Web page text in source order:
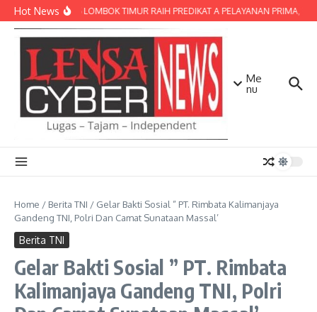
Lewati ke konten
Hot NewsPOLRES LOMBOK TIMUR RAIH PREDIKAT A PELAYANAN PRIMA,
Me
nu
Home / Berita TNI / Gelar Bakti Sosial ” PT. Rimbata Kalimanjaya
Gandeng TNI, Polri Dan Camat Sunataan Massal’
Berita TNI
Gelar Bakti Sosial ” PT. Rimbata
Kalimanjaya Gandeng TNI, Polri